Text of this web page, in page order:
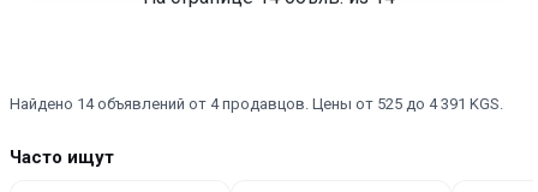
Найдено 14 объявлений от 4 продавцов. Цены от 525 до 4 391 KGS.
Часто ищут